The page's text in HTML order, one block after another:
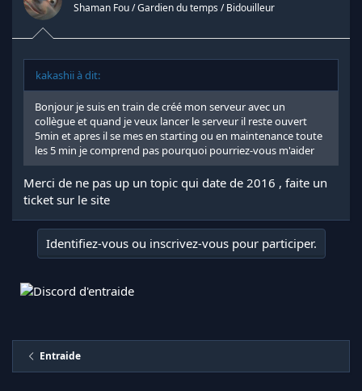
Shaman Fou / Gardien du temps / Bidouilleur
kakashii à dit:
Bonjour je suis en train de créé mon serveur avec un
collègue et quand je veux lancer le serveur il reste ouvert
5min et apres il se mes en starting ou en maintenance toute
les 5 min je comprend pas pourquoi pourriez-vous m'aider
Merci de ne pas up un topic qui date de 2016 , faite un
ticket sur le site
Identifiez-vous ou inscrivez-vous pour participer.
Entraide